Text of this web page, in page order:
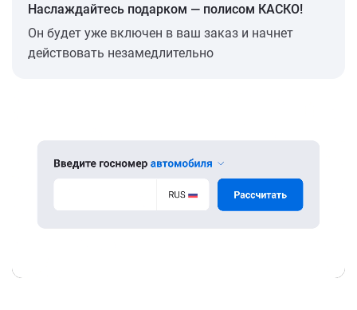
Наслаждайтесь подарком — полисом КАСКО!
Он будет уже включен в ваш заказ и начнет
действовать незамедлительно